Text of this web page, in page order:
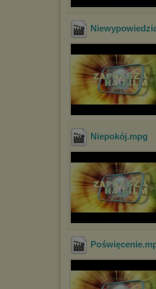
Niepokój.mpg
Poświęcenie